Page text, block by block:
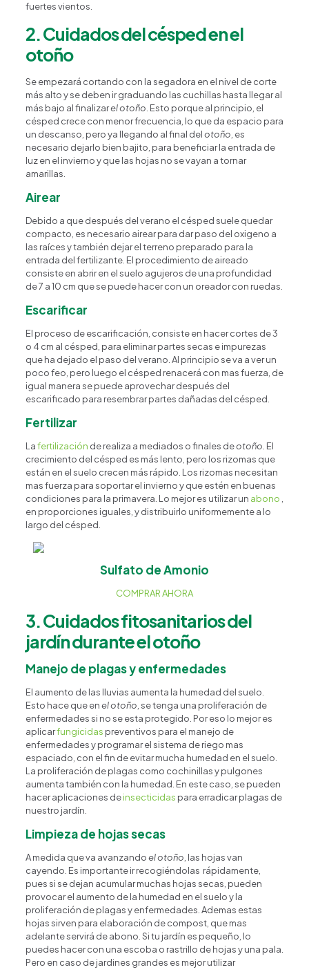
fuertes vientos.
2. Cuidados del césped en el
otoño
Se empezará cortando con la segadora en el nivel de corte
más alto y se deben ir graduando las cuchillas hasta llegar al
más bajo al finalizarel otoño . Esto porque al principio, el
césped crece con menor frecuencia, lo que da espacio para
un descanso, pero ya llegando al final delotoño , es
necesario dejarlo bien bajito, para beneficiar la entrada de
luz en el invierno y que las hojas no se vayan a tornar
amarillas.
Airear
Debido a que después del verano el césped suele quedar
compacto, es necesario airear para dar paso del oxigeno a
las raíces y también dejar el terreno preparado para la
entrada del fertilizante. El procedimiento de aireado
consiste en abrir en el suelo agujeros de una profundidad
de 7 a 10 cm que se puede hacer con un oreador con ruedas.
Escarificar
El proceso de escarificación, consiste en hacer cortes de 3
o 4 cm al césped, para eliminar partes secas e impurezas
que ha dejado el paso del verano. Al principio se va a ver un
poco feo, pero luego el césped renacerá con mas fuerza, de
igual manera se puede aprovechar después del
escarificado para resembrar partes dañadas del césped.
Fertilizar
Lafertilización de realiza a mediados o finales deotoño . El
crecimiento del césped es más lento, pero los rizomas que
están en el suelo crecen más rápido. Los rizomas necesitan
mas fuerza para soportar el invierno y que estén en buenas
condiciones para la primavera. Lo mejor es utilizar un abono
en proporciones iguales, y distribuirlo uniformemente a lo
largo del césped.
Sulfato de Amonio
COMPRAR AHORA
3. Cuidados fitosanitarios del
jardín durante el otoño
Manejo de plagas y enfermedades
El aumento de las lluvias aumenta la humedad del suelo.
Esto hace que enel otoño , se tenga una proliferación de
enfermedades si no se esta protegido. Por eso lo mejor es
aplicarfungicidas preventivos para el manejo de
enfermedades y programar el sistema de riego mas
espaciado, con el fin de evitar mucha humedad en el suelo.
La proliferación de plagas como cochinillas y pulgones
aumenta también con la humedad. En este caso, se pueden
hacer aplicaciones deinsecticidas para erradicar plagas de
nuestro jardín.
Limpieza de hojas secas
A medida que va avanzandoel otoño , las hojas van
cayendo. Es importante ir recogiéndolas rápidamente,
pues si se dejan acumular muchas hojas secas, pueden
provocar el aumento de la humedad en el suelo y la
proliferación de plagas y enfermedades. Ademas estas
hojas sirven para elaboración de compost, que mas
adelante servirá de abono. Si tu jardín es pequeño, lo
puedes hacer con una escoba o rastrillo de hojas y una pala.
Pero en caso de jardines grandes es mejor utilizar